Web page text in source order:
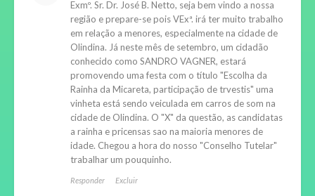
Exmº. Sr. Dr. José B. Netto, seja bem vindo a nossa
região e prepare-se pois VExª. irá ter muito trabalho
em relação a menores, especialmente na cidade de
Olindina. Já neste mês de setembro, um cidadão
conhecido como SANDRO VAGNER, estará
promovendo uma festa com o título "Escolha da
Rainha da Micareta, participação de trvestis" uma
vinheta está sendo veiculada em carros de som na
cidade de Olindina. O "X" da questão, as candidatas
a rainha e pricensas sao na maioria menores de
idade. Chegou a hora do nosso "Conselho Tutelar"
trabalhar um pouquinho.
Responder Excluir